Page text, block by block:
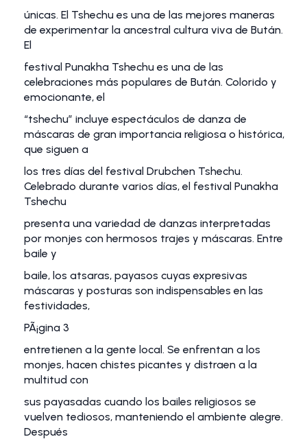
únicas. El Tshechu es una de las mejores maneras
de experimentar la ancestral cultura viva de Bután.
El
festival Punakha Tshechu es una de las
celebraciones más populares de Bután. Colorido y
emocionante, el
“tshechu” incluye espectáculos de danza de
máscaras de gran importancia religiosa o histórica,
que siguen a
los tres días del festival Drubchen Tshechu.
Celebrado durante varios días, el festival Punakha
Tshechu
presenta una variedad de danzas interpretadas
por monjes con hermosos trajes y máscaras. Entre
baile y
baile, los atsaras, payasos cuyas expresivas
máscaras y posturas son indispensables en las
festividades,
PÃ¡gina 3
entretienen a la gente local. Se enfrentan a los
monjes, hacen chistes picantes y distraen a la
multitud con
sus payasadas cuando los bailes religiosos se
vuelven tediosos, manteniendo el ambiente alegre.
Después